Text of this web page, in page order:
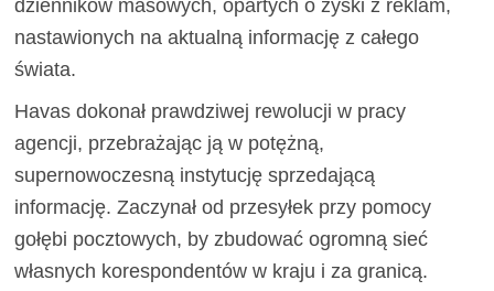
dzienników masowych, opartych o zyski z reklam,
nastawionych na aktualną informację z całego
świata.
Havas dokonał prawdziwej rewolucji w pracy
agencji, przebrażając ją w potężną,
supernowoczesną instytucję sprzedającą
informację. Zaczynał od przesyłek przy pomocy
gołębi pocztowych, by zbudować ogromną sieć
własnych korespondentów w kraju i za granicą.